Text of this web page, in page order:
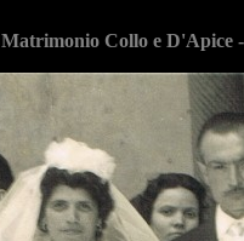
Matrimonio Collo e D'Apice